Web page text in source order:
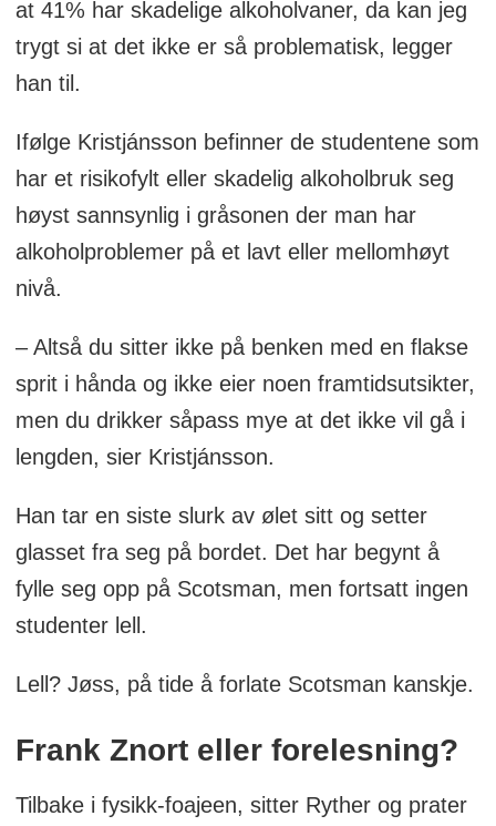
at 41% har skadelige alkoholvaner, da kan jeg
trygt si at det ikke er så problematisk, legger
han til.
Ifølge Kristjánsson befinner de studentene som
har et risikofylt eller skadelig alkoholbruk seg
høyst sannsynlig i gråsonen der man har
alkoholproblemer på et lavt eller mellomhøyt
nivå.
– Altså du sitter ikke på benken med en flakse
sprit i hånda og ikke eier noen framtidsutsikter,
men du drikker såpass mye at det ikke vil gå i
lengden, sier Kristjánsson.
Han tar en siste slurk av ølet sitt og setter
glasset fra seg på bordet. Det har begynt å
fylle seg opp på Scotsman, men fortsatt ingen
studenter lell.
Lell? Jøss, på tide å forlate Scotsman kanskje.
Frank Znort eller forelesning?
Tilbake i fysikk-foajeen, sitter Ryther og prater